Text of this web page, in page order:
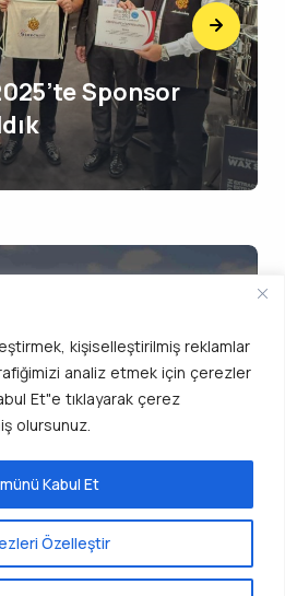
kişiselleştirilmiş reklamlar
analiz etmek için çerezler
Et"e tıklayarak çerez
olursunuz.
Özelleştir
Kabul Et
Sponsor
Yapılır? Doğal
Üretimi
kullanmaktadır. Bu siteyi
çerez kullanımımızı kabul
olursunuz.